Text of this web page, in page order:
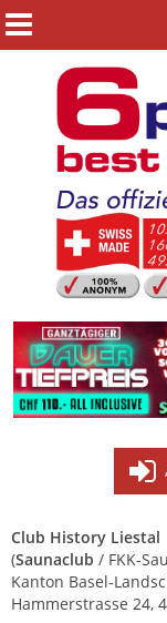
Club History Liestal
(Saunaclub / FKK-
Kanton Basel-
Hammerstrasse 24,